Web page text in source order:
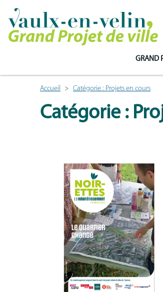
GRAND
Accueil Catégorie : Projets en cours
Catégorie :